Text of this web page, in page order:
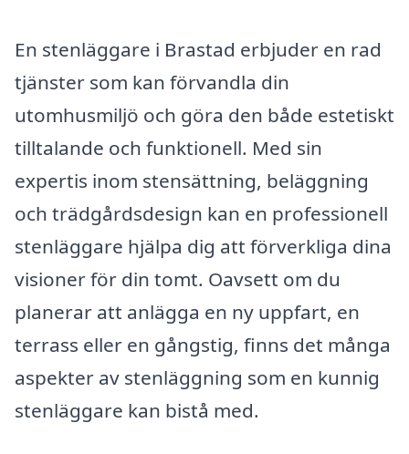
En stenläggare i Brastad erbjuder en rad
tjänster som kan förvandla din
utomhusmiljö och göra den både estetiskt
tilltalande och funktionell. Med sin
expertis inom stensättning, beläggning
och trädgårdsdesign kan en professionell
stenläggare hjälpa dig att förverkliga dina
visioner för din tomt. Oavsett om du
planerar att anlägga en ny uppfart, en
terrass eller en gångstig, finns det många
aspekter av stenläggning som en kunnig
stenläggare kan bistå med.